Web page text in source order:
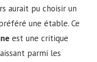
aurait pu choisir un
une étable. Ce
est une critique
parmi les